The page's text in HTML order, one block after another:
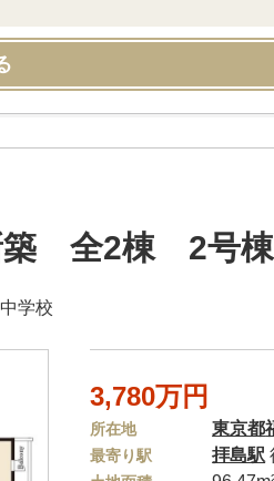
築 全2棟 2号棟
学校
3,780万円
所在地 東京都
最寄り駅 拝島駅